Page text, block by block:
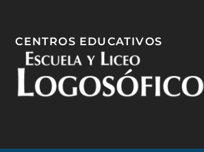
CENTROS EDUCATIVOS